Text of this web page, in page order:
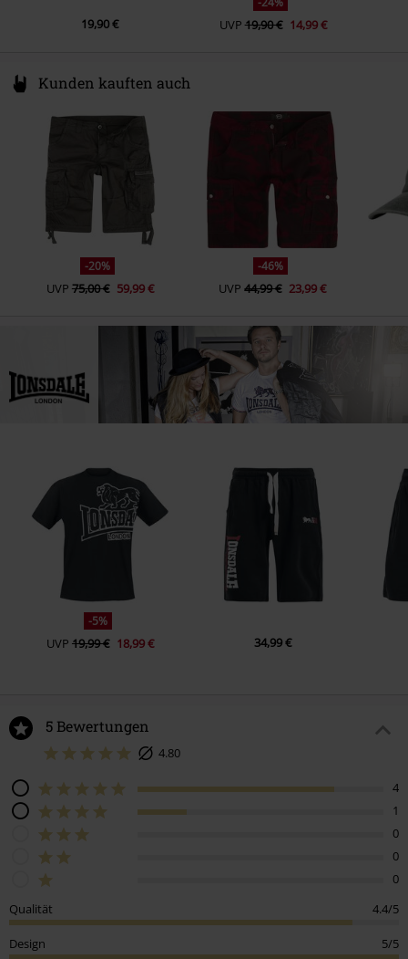
19,90 € UVP 19,90 € 14,99 €
Kunden kauften auch
-20%
UVP 75,00 € 59,99 €
-46%
UVP 44,99 € 23,99 €
-5%
UVP 19,99 € 18,99 € 34,99 €
5 Bewertungen
4.80
4
1
0
0
0
Qualität
4.4/5
Design 5/5